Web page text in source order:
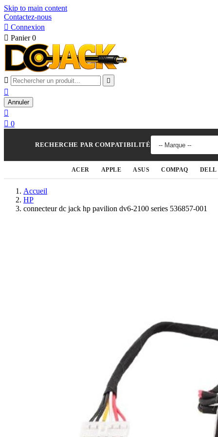
Skip to main content
Contactez-nous
 Connexion
 Panier 0
 

Annuler

 0
RECHERCHE PAR COMPATIBILITÉ
ACER APPLE ASUS COMPAQ DELL
Accueil
HP
connecteur dc jack hp pavilion dv6-2100 series 536857-001